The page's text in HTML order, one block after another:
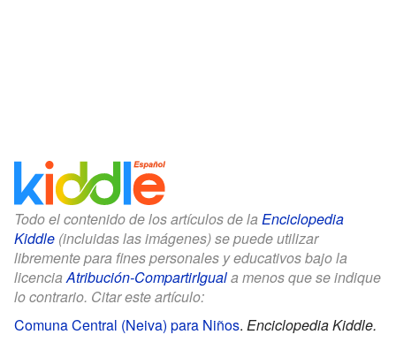
Todo el contenido de los artículos de la Enciclopedia
Kiddle (incluidas las imágenes) se puede utilizar
libremente para fines personales y educativos bajo la
licenciaAtribución-CompartirIguala menos que se indique
lo contrario. Citar este artículo:
Comuna Central (Neiva) para Niños. Enciclopedia Kiddle.